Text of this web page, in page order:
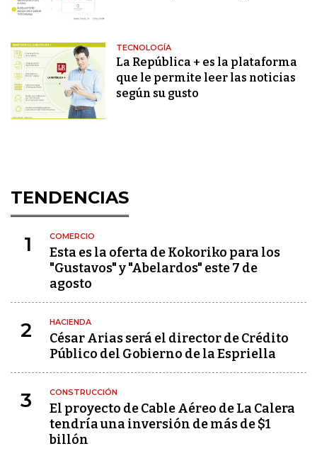
TECNOLOGÍA
La República + es la plataforma
que le permite leer las noticias
según su gusto
TENDENCIAS
1 COMERCIO
Esta es la oferta de Kokoriko para los
"Gustavos" y "Abelardos" este 7 de
agosto
2 HACIENDA
César Arias será el director de Crédito
Público del Gobierno de la Espriella
3 CONSTRUCCIÓN
El proyecto de Cable Aéreo de La Calera
tendría una inversión de más de $1
billón